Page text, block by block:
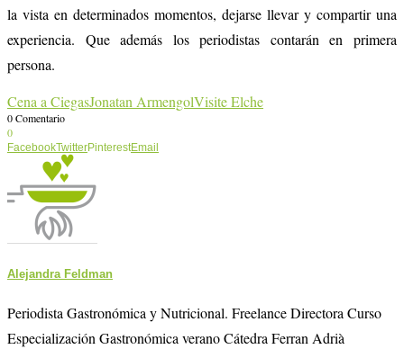
la vista en determinados momentos, dejarse llevar y compartir una
experiencia. Que además los periodistas contarán en primera
persona.
Cena a CiegasJonatan ArmengolVisite Elche
0 Comentario
0
FacebookTwitterPinterestEmail
Alejandra Feldman
Periodista Gastronómica y Nutricional. Freelance Directora Curso
Especialización Gastronómica verano Cátedra Ferran Adrià